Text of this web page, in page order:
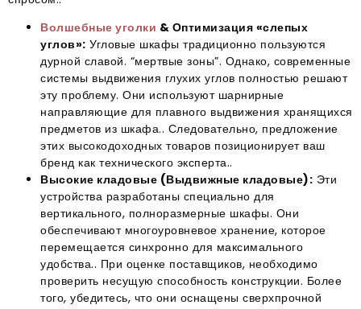
Волшебные уголки & Оптимизация «слепых
углов»: Угловые шкафы традиционно пользуются
дурной славой. “мертвые зоны”. Однако, современные
системы выдвижения глухих углов полностью решают
эту проблему. Они используют шарнирные
направляющие для плавного выдвижения хранящихся
предметов из шкафа.. Следовательно, предложение
этих высокодоходных товаров позиционирует ваш
бренд как технического эксперта..
Высокие кладовые (Выдвижные кладовые): Эти
устройства разработаны специально для
вертикального, полноразмерные шкафы. Они
обеспечивают многоуровневое хранение, которое
перемещается синхронно для максимального
удобства.. При оценке поставщиков, необходимо
проверить несущую способность конструкции. Более
того, убедитесь, что они оснащены сверхпрочной